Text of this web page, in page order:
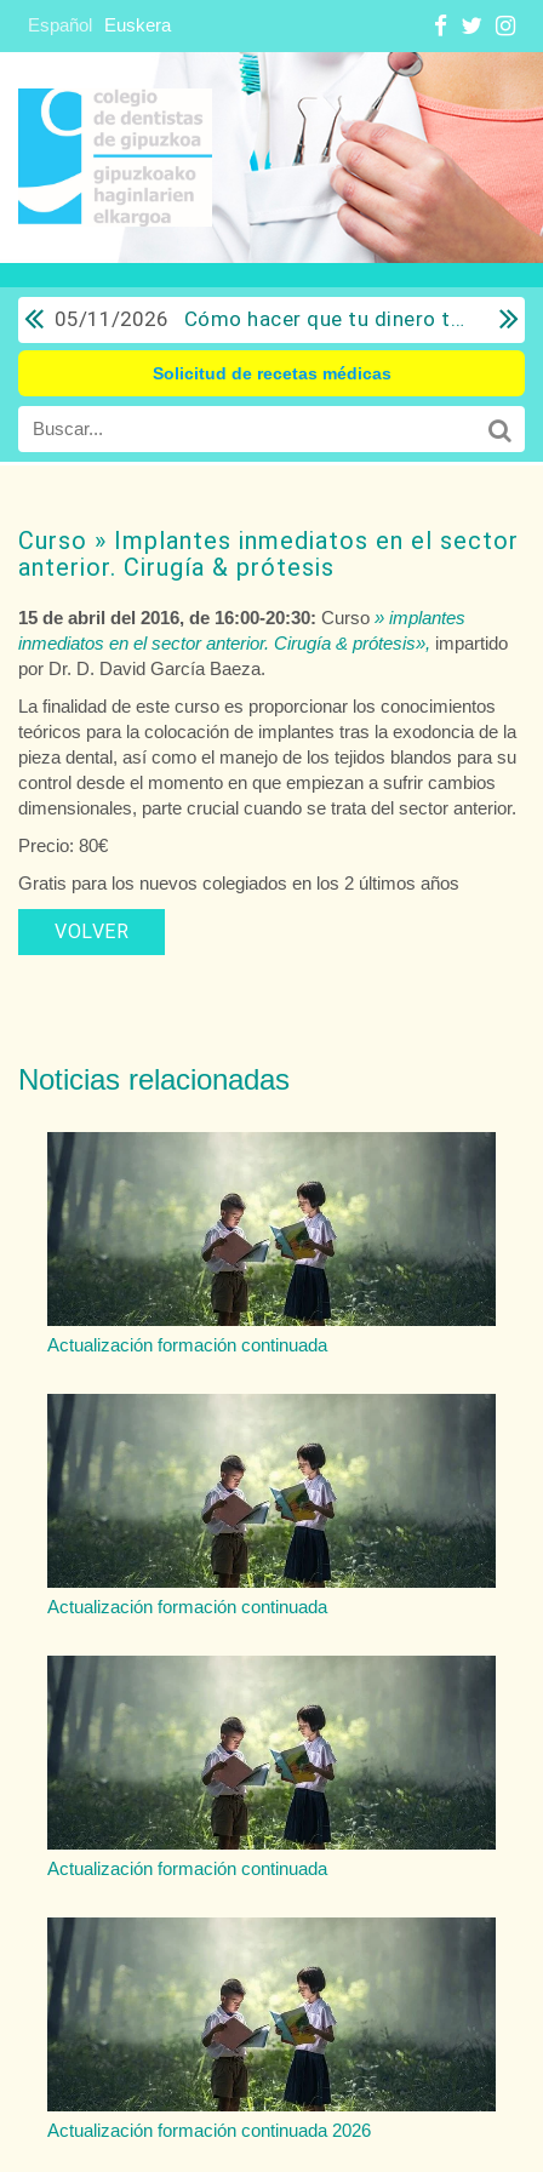
Español Euskera
05/11/2026 Cómo hacer que tu dinero trabaje para ti: Del ahorro a la inversión con sentido común.
Solicitud de recetas médicas
Curso » Implantes inmediatos en el sector
anterior. Cirugía & prótesis
15 de abril del 2016, de 16:00-20:30: Curso » implantes
inmediatos en el sector anterior. Cirugía & prótesis», impartido
por Dr. D. David García Baeza.
La finalidad de este curso es proporcionar los conocimientos
teóricos para la colocación de implantes tras la exodoncia de la
pieza dental, así como el manejo de los tejidos blandos para su
control desde el momento en que empiezan a sufrir cambios
dimensionales, parte crucial cuando se trata del sector anterior.
Precio: 80€
Gratis para los nuevos colegiados en los 2 últimos años
VOLVER
Noticias relacionadas
Actualización formación continuada
Actualización formación continuada
Actualización formación continuada
Actualización formación continuada 2026